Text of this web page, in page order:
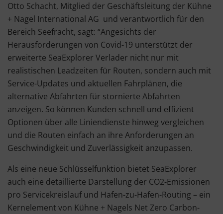
Otto Schacht, Mitglied der Geschäftsleitung der Kühne
+ Nagel International AG und verantwortlich für den
Bereich Seefracht, sagt: “Angesichts der
Herausforderungen von Covid-19 unterstützt der
erweiterte SeaExplorer Verlader nicht nur mit
realistischen Leadzeiten für Routen, sondern auch mit
Service-Updates und aktuellen Fahrplänen, die
alternative Abfahrten für stornierte Abfahrten
anzeigen. So können Kunden schnell und effizient
Optionen über alle Liniendienste hinweg vergleichen
und die Routen einfach an ihre Anforderungen an
Geschwindigkeit und Zuverlässigkeit anzupassen.
Als eine neue Schlüsselfunktion bietet SeaExplorer
auch eine detaillierte Darstellung der CO2-Emissionen
pro Servicekreislauf und Hafen-zu-Hafen-Routing – ein
Kernelement von Kühne + Nagels Net Zero Carbon-